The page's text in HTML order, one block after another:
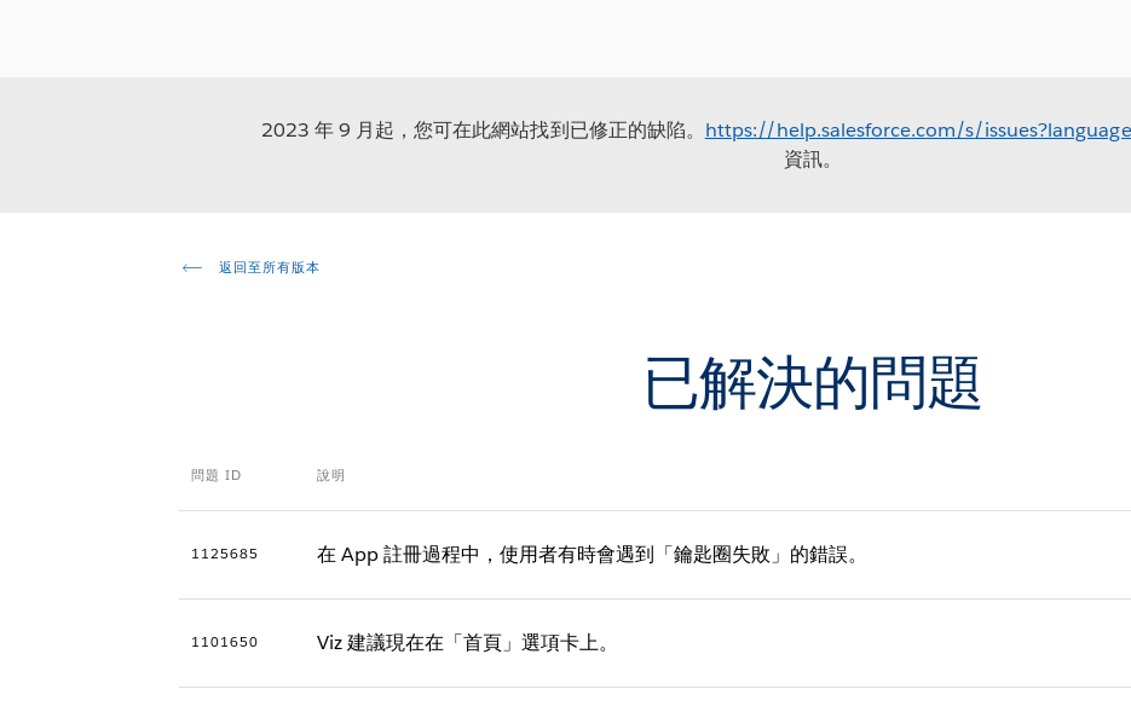
2023 年 9 月起，您可在此網站找到已修正的缺陷。 https://help.salesforce.com/s/
資訊。
返回至所有版本
已解決的問題
問題 ID 說明
1125685 在 App 註冊過程中，使用者有時會遇到「鑰匙圈失敗」的錯誤。
1101650 Viz 建議現在在「首頁」選項卡上。